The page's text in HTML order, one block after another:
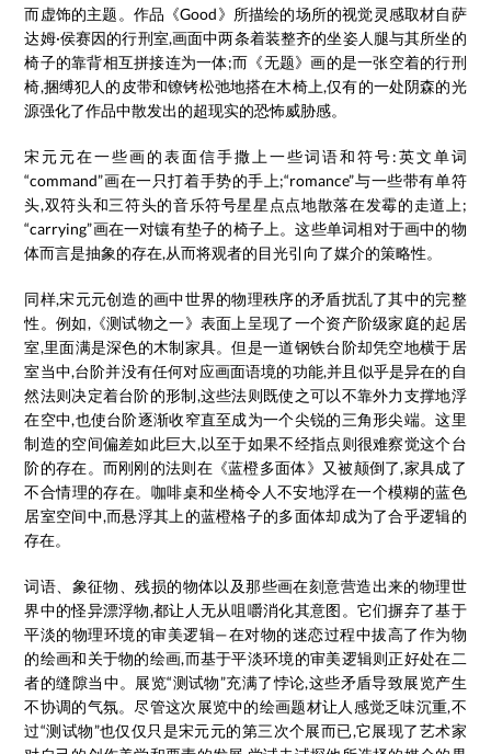
而虚饰的主题。作品《Good》所描绘的场所的视觉灵感取材自萨
达姆·侯赛因的行刑室,画面中两条着装整齐的坐姿人腿与其所坐的
椅子的靠背相互拼接连为一体;而《无题》画的是一张空着的行刑
椅,捆缚犯人的皮带和镣铐松弛地搭在木椅上,仅有的一处阴森的光
源强化了作品中散发出的超现实的恐怖威胁感。
宋元元在一些画的表面信手撒上一些词语和符号:英文单词
“command”画在一只打着手势的手上;“romance”与一些带有单符
头,双符头和三符头的音乐符号星星点点地散落在发霉的走道上;
“carrying”画在一对镶有垫子的椅子上。这些单词相对于画中的物
体而言是抽象的存在,从而将观者的目光引向了媒介的策略性。
同样,宋元元创造的画中世界的物理秩序的矛盾扰乱了其中的完整
性。例如,《测试物之一》表面上呈现了一个资产阶级家庭的起居
室,里面满是深色的木制家具。但是一道钢铁台阶却凭空地横于居
室当中,台阶并没有任何对应画面语境的功能,并且似乎是异在的自
然法则决定着台阶的形制,这些法则既使之可以不靠外力支撑地浮
在空中,也使台阶逐渐收窄直至成为一个尖锐的三角形尖端。这里
制造的空间偏差如此巨大,以至于如果不经指点则很难察觉这个台
阶的存在。而刚刚的法则在《蓝橙多面体》又被颠倒了,家具成了
不合情理的存在。咖啡桌和坐椅令人不安地浮在一个模糊的蓝色
居室空间中,而悬浮其上的蓝橙格子的多面体却成为了合乎逻辑的
存在。
词语、象征物、残损的物体以及那些画在刻意营造出来的物理世
界中的怪异漂浮物,都让人无从咀嚼消化其意图。它们摒弃了基于
平淡的物理环境的审美逻辑—在对物的迷恋过程中拔高了作为物
的绘画和关于物的绘画,而基于平淡环境的审美逻辑则正好处在二
者的缝隙当中。展览“测试物”充满了悖论,这些矛盾导致展览产生
不协调的气氛。尽管这次展览中的绘画题材让人感觉乏味沉重,不
过“测试物”也仅仅只是宋元元的第三次个展而已,它展现了艺术家